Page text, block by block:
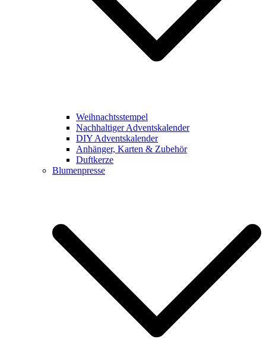
Weihnachtsstempel
Nachhaltiger Adventskalender
DIY Adventskalender
Anhänger, Karten & Zubehör
Duftkerze
Blumenpresse